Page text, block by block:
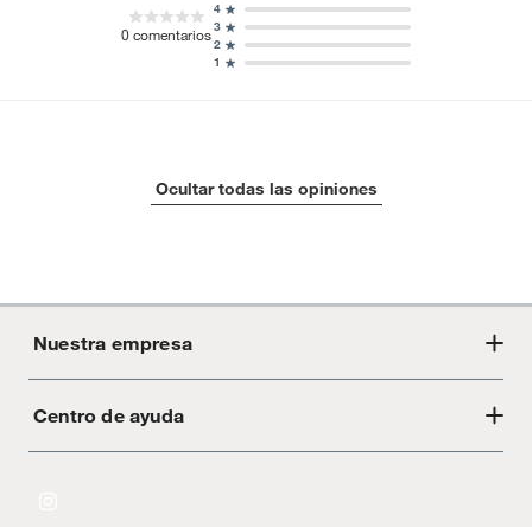
0comentarios
1
2
3
4
Ocultar todas las opiniones
Nuestra empresa
Acerca de Crate
Centro de ayuda